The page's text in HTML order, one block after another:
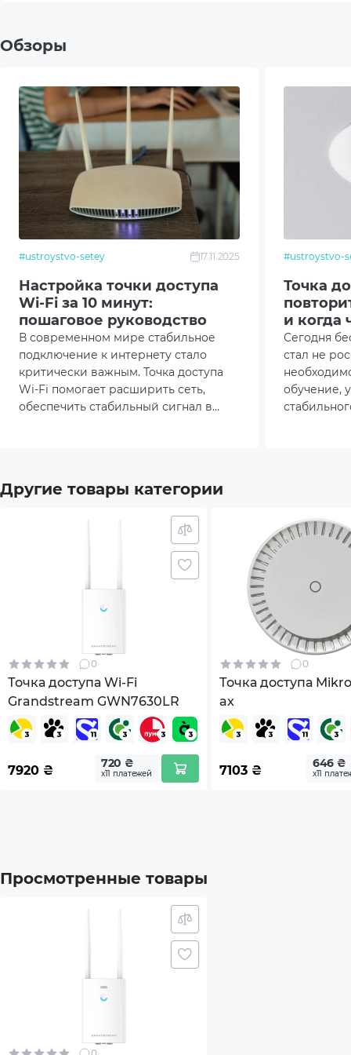
интернет-магазине Artline вы найдете
фото и профессиональную консультацию.
беспроводных решений Grandstream вместе с
Количество портов
Скорость портов
Количество антенн 2
возможности
Комплектация
Страна-производитель товара Китай
*Характеристики и комплектация товара могут
Обзоры
#ustroystvo-setey 17.11.2025
Настройка точки доступа
Wi-Fi за 10 минут:
пошаговое руководство
В современном мире стабильное
подключение к интернету стало
критически важным. Точка доступа
Wi-Fi помогает расширить сеть,
обеспечить стабильный сигнал в
#ustroystvo-
Точка
и когда
Сегодня
стал не
обучение,
Эта статья
и выбрать
Другие товары категории
0
Точка доступа Wi-Fi
Grandstream GWN7630LR
7920 ₴ 720 ₴
х11 платежей
0
Точка доступа
ax
7103 ₴ 646 ₴
х11
Просмотренные товары